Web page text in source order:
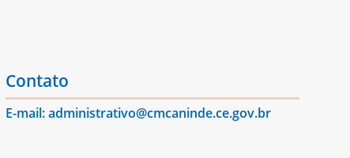
Contato
E-mail: administrativo@cmcaninde.ce.gov.br